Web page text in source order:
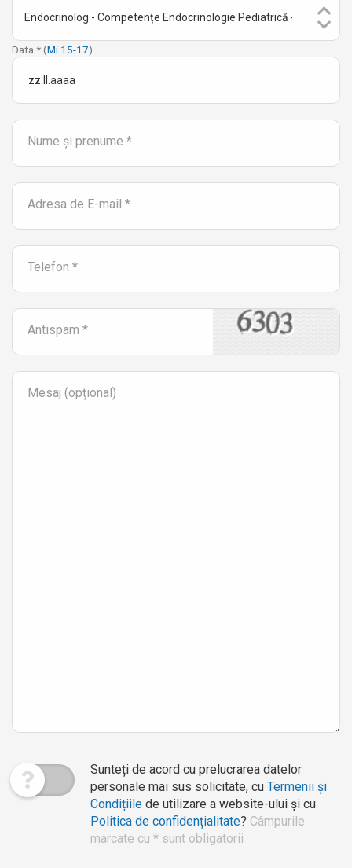
Data * (Mi 15-17)
Nume și prenume *
Adresa de E-mail *
Telefon *
Antispam *
Mesaj (opțional)
Sunteți de acord cu prelucrarea datelor
personale mai sus solicitate, cu Termenii și
Condițiile de utilizare a website-ului și cu
Politica de confidențialitate? Câmpurile
marcate cu * sunt obligatorii